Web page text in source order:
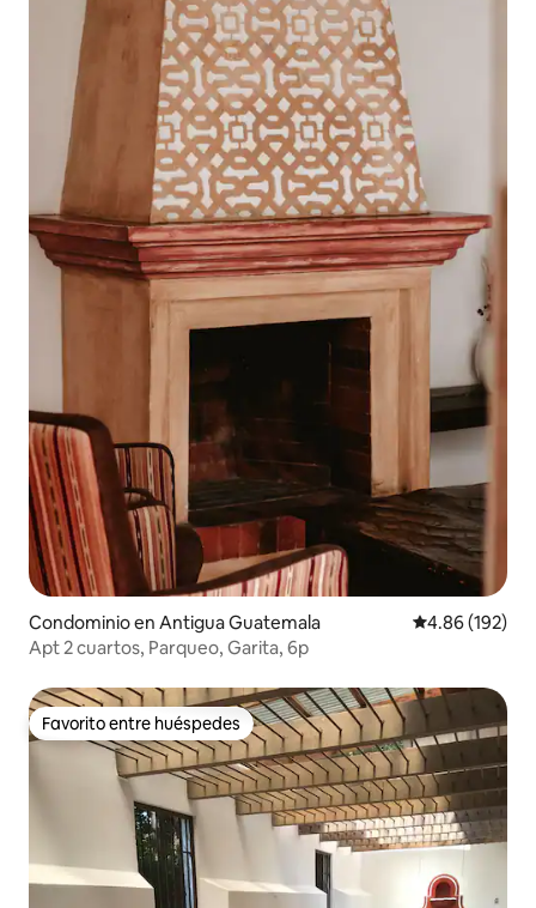
Condominio en Antigua Guatemala Calificación
4.86 (192)
Apt 2 cuartos, Parqueo, Garita, 6p
Favorito entre huéspedes
Favorito entre huéspedes